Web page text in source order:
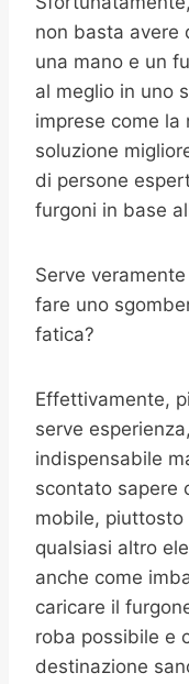
non basta avere
una mano e un
al meglio in uno
imprese come la
soluzione
di persone
furgoni in base
Serve
fare uno
fatica?
Effettivamente,
serve
indispensabile
scontato sapere
mobile, piuttosto
qualsiasi altro
anche come
caricare il
roba possibile e
destinazione